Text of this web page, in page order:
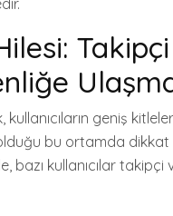
geniş
bu ortamda
kullanıcılar takipçi